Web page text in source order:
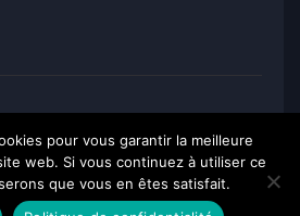
pour vous garantir la meilleure
web. Si vous continuez à utiliser ce
que vous en êtes satisfait.